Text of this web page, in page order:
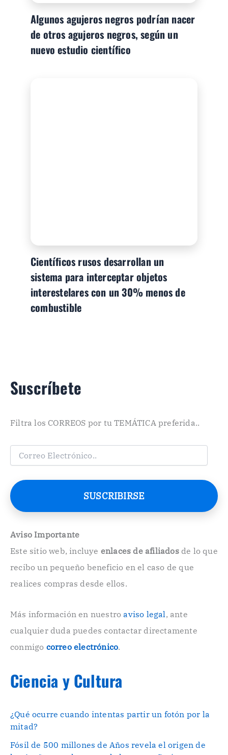
Algunos agujeros negros podrían nacer
de otros agujeros negros, según un
nuevo estudio científico
Científicos rusos desarrollan un
sistema para interceptar objetos
interestelares con un 30% menos de
combustible
Suscríbete
Filtra los CORREOS por tu TEMÁTICA preferida..
C
e
o
e
t
ó
n
o
.
SUSCRIBIRSE
Aviso Importante
Este sitio web, incluye enlaces de afiliadosde lo que
recibo un pequeño beneficio en el caso de que
realices compras desde ellos.
Más información en nuestroaviso legal, ante
cualquier duda puedes contactar directamente
conmigo correo electrónico.
Ciencia y Cultura
¿Qué ocurre cuando intentas partir un fotón por la
mitad?
Fósil de 500 millones de Años revela el origen de